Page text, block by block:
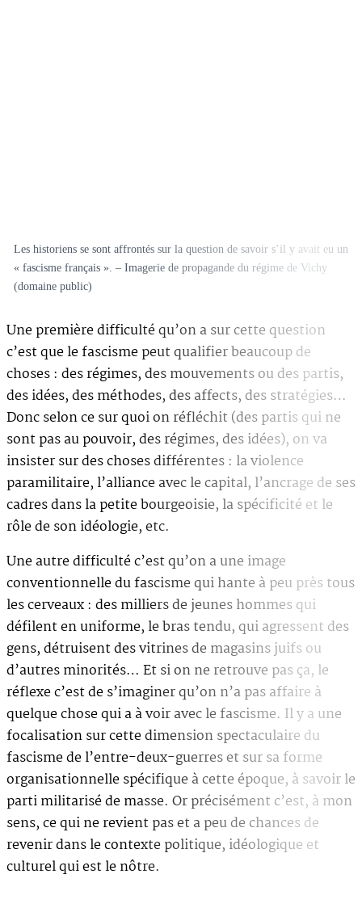
Les historiens se sont affrontés sur la question de savoir s’il y avait eu un
« fascisme français ». – Imagerie de propagande du régime de Vichy
(domaine public)
Une première difficulté qu’on a sur cette question
c’est que le fascisme peut qualifier beaucoup de
choses : des régimes, des mouvements ou des partis,
des idées, des méthodes, des affects, des stratégies…
Donc selon ce sur quoi on réfléchit (des partis qui ne
sont pas au pouvoir, des régimes, des idées), on va
insister sur des choses différentes : la violence
paramilitaire, l’alliance avec le capital, l’ancrage de ses
cadres dans la petite bourgeoisie, la spécificité et le
rôle de son idéologie, etc.
Une autre difficulté c’est qu’on a une image
conventionnelle du fascisme qui hante à peu près tous
les cerveaux : des milliers de jeunes hommes qui
défilent en uniforme, le bras tendu, qui agressent des
gens, détruisent des vitrines de magasins juifs ou
d’autres minorités… Et si on ne retrouve pas ça, le
réflexe c’est de s’imaginer qu’on n’a pas affaire à
quelque chose qui a à voir avec le fascisme. Il y a une
focalisation sur cette dimension spectaculaire du
fascisme de l’entre-deux-guerres et sur sa forme
organisationnelle spécifique à cette époque, à savoir le
parti militarisé de masse. Or précisément c’est, à mon
sens, ce qui ne revient pas et a peu de chances de
revenir dans le contexte politique, idéologique et
culturel qui est le nôtre.